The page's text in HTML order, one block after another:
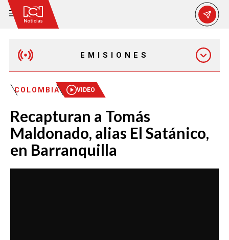
EMISIONES
MAÑANA EXPRESS
EMISIÓN 12:30 PM
EMISIÓN 7:00 PM
COLOMBIA VIDEO
Recapturan a Tomás
Maldonado, alias El Satánico,
en Barranquilla